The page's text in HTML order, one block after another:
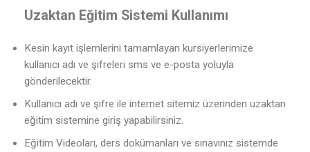
Uzaktan Eğitim Sistemi Kullanımı
Kesin kayıt işlemlerini tamamlayan kursiyerlerimize
kullanıcı adı ve şifreleri sms ve e-posta yoluyla
gönderilecektir.
Kullanıcı adı ve şifre ile internet sitemiz üzerinden uzaktan
eğitim sistemine giriş yapabilirsiniz.
Eğitim Videoları, ders dokümanları ve sınavınız sistemde